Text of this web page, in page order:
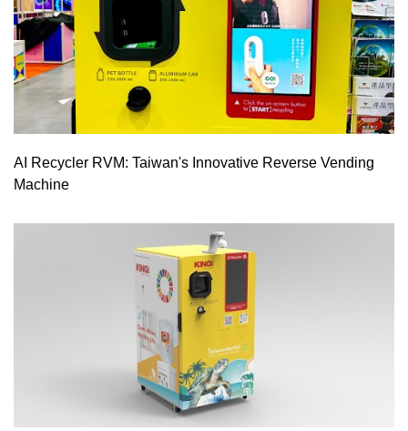
AI Recycler RVM: Taiwan's Innovative Reverse Vending
Machine